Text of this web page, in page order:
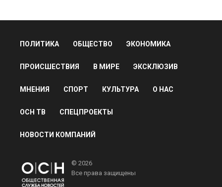
ПОЛИТИКА ОБЩЕСТВО ЭКОНОМИКА
ПРОИСШЕСТВИЯ В МИРЕ ЭКСКЛЮЗИВ
МНЕНИЯ СПОРТ КУЛЬТУРА О НАС
ОСН ТВ СПЕЦПРОЕКТЫ
НОВОСТИ КОМПАНИЙ
© 2026
Все права защищены